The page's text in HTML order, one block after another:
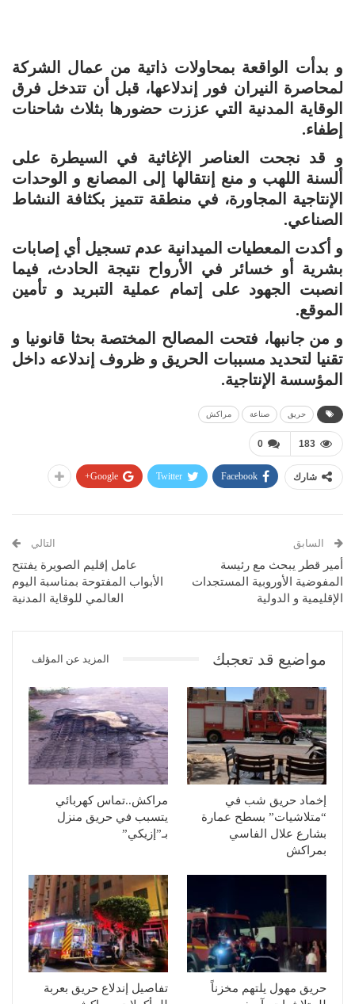
و بدأت الواقعة بمحاولات ذاتية من عمال الشركة
لمحاصرة النيران فور إندلاعها، قبل أن تتدخل فرق
الوقاية المدنية التي عززت حضورها بثلاث شاحنات
إطفاء.
و قد نجحت العناصر الإغاثية في السيطرة على
ألسنة اللهب و منع إنتقالها إلى المصانع و الوحدات
الإنتاجية المجاورة، في منطقة تتميز بكثافة النشاط
الصناعي.
و أكدت المعطيات الميدانية عدم تسجيل أي إصابات
بشرية أو خسائر في الأرواح نتيجة الحادث، فيما
انصبت الجهود على إتمام عملية التبريد و تأمين
الموقع.
و من جانبها، فتحت المصالح المختصة بحثا قانونيا و
تقنيا لتحديد مسببات الحريق و ظروف إندلاعه داخل
المؤسسة الإنتاجية.
حريق صناعة مراكش
0 183
شارك Facebook
Twitter
Google+
السابق
أمير قطر يبحث مع رئيسة
المفوضية الأوروبية المستجدات
الإقليمية و الدولية
التالي
عامل إقليم الصويرة يفتتح
الأبواب المفتوحة بمناسبة اليوم
العالمي للوقاية المدنية
مواضيع قد تعجبك المزيد عن المؤلف
إخماد حريق شب في
“متلاشيات” بسطح عمارة
بشارع علال الفاسي
بمراكش
مراكش..تماس كهربائي
يتسبب في حريق منزل
بـ”إزيكي”
حريق مهول يلتهم مخزناً
تفاصيل إندلاع حريق بعربة